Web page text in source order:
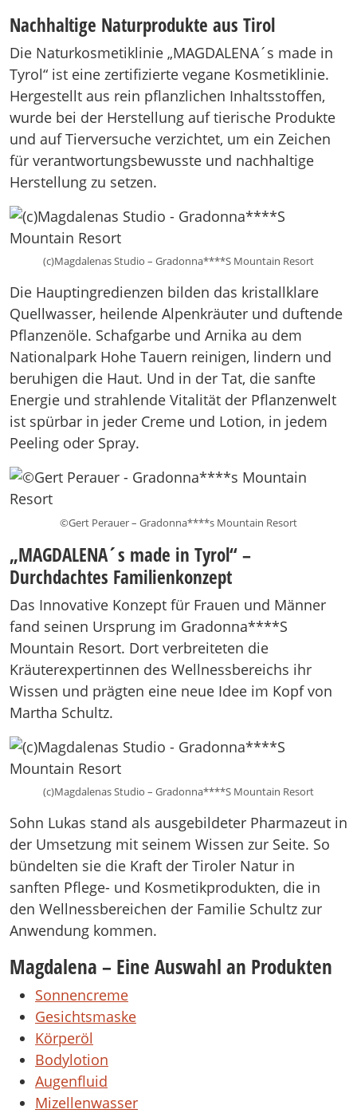
Nachhaltige Naturprodukte aus Tirol
Die Naturkosmetiklinie „MAGDALENA´s made in
Tyrol“ ist eine zertifizierte vegane Kosmetiklinie.
Hergestellt aus rein pflanzlichen Inhaltsstoffen,
wurde bei der Herstellung auf tierische Produkte
und auf Tierversuche verzichtet, um ein Zeichen
für verantwortungsbewusste und nachhaltige
Herstellung zu setzen.
(c)Magdalenas Studio – Gradonna****S Mountain Resort
Die Hauptingredienzen bilden das kristallklare
Quellwasser, heilende Alpenkräuter und duftende
Pflanzenöle. Schafgarbe und Arnika au dem
Nationalpark Hohe Tauern reinigen, lindern und
beruhigen die Haut. Und in der Tat, die sanfte
Energie und strahlende Vitalität der Pflanzenwelt
ist spürbar in jeder Creme und Lotion, in jedem
Peeling oder Spray.
©Gert Perauer – Gradonna****s Mountain Resort
„MAGDALENA´s made in Tyrol“ –
Durchdachtes Familienkonzept
Das Innovative Konzept für Frauen und Männer
fand seinen Ursprung im Gradonna****S
Mountain Resort. Dort verbreiteten die
Kräuterexpertinnen des Wellnessbereichs ihr
Wissen und prägten eine neue Idee im Kopf von
Martha Schultz.
(c)Magdalenas Studio – Gradonna****S Mountain Resort
Sohn Lukas stand als ausgebildeter Pharmazeut in
der Umsetzung mit seinem Wissen zur Seite. So
bündelten sie die Kraft der Tiroler Natur in
sanften Pflege- und Kosmetikprodukten, die in
den Wellnessbereichen der Familie Schultz zur
Anwendung kommen.
Magdalena – Eine Auswahl an Produkten
Sonnencreme
Gesichtsmaske
Körperöl
Bodylotion
Augenfluid
Mizellenwasser